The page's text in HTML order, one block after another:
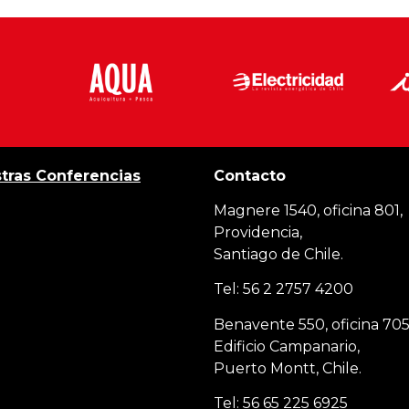
Conferencias Contacto
Magnere 1540, oficina 801,
Providencia,
Santiago de Chile.
Tel: 56 2 2757 4200
Benavente 550, oficina
Edificio Campanario,
Puerto Montt, Chile.
Tel: 56 65 225 6925